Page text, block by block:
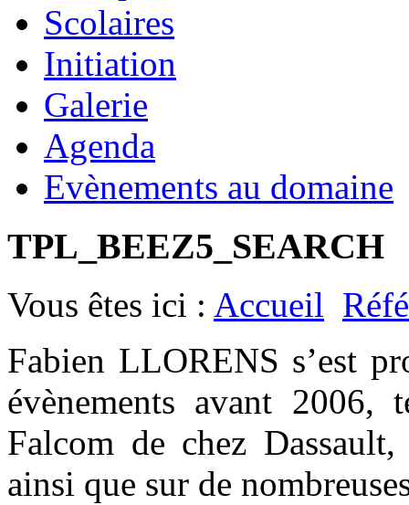
Scolaires
Initiation
Galerie
Agenda
Evènements au domaine
TPL_BEEZ5_SEARCH
Vous êtes ici : Accueil
Fabien LLORENS s’est
évènements avant
Falcom de chez
ainsi que sur de